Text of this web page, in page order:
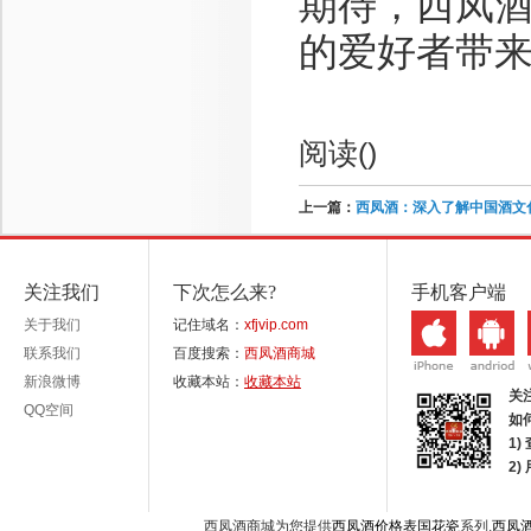
的爱好者带
阅读()
上一篇： 西凤酒：深入了解中国酒文
关注我们
关于我们
联系我们
新浪微博
QQ空间
下次怎么来?
记住域名： xfjvip.com
百度搜索： 西凤酒商城
收藏本站： 收藏本站
手机客户端
关
如
1)
2)
西凤酒商城为您提供西凤酒价格表国花瓷系列,西凤